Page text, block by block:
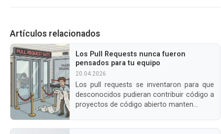
Artículos relacionados
Los Pull Requests nunca fueron
pensados para tu equipo
20.04.2026
Los pull requests se inventaron para que
desconocidos pudieran contribuir código a
proyectos de código abierto manten...